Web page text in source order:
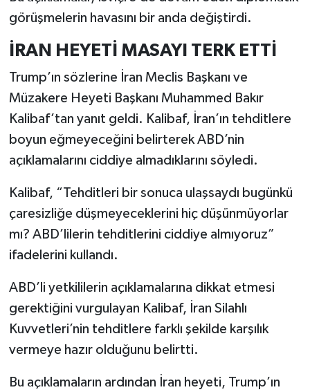
görüşmelerin havasını bir anda değiştirdi.
İRAN HEYETİ MASAYI TERK ETTİ
Trump’ın sözlerine İran Meclis Başkanı ve
Müzakere Heyeti Başkanı Muhammed Bakır
Kalibaf’tan yanıt geldi. Kalibaf, İran’ın tehditlere
boyun eğmeyeceğini belirterek ABD’nin
açıklamalarını ciddiye almadıklarını söyledi.
Kalibaf, “Tehditleri bir sonuca ulaşsaydı bugünkü
çaresizliğe düşmeyeceklerini hiç düşünmüyorlar
mı? ABD’lilerin tehditlerini ciddiye almıyoruz”
ifadelerini kullandı.
ABD’li yetkililerin açıklamalarına dikkat etmesi
gerektiğini vurgulayan Kalibaf, İran Silahlı
Kuvvetleri’nin tehditlere farklı şekilde karşılık
vermeye hazır olduğunu belirtti.
Bu açıklamaların ardından İran heyeti, Trump’ın